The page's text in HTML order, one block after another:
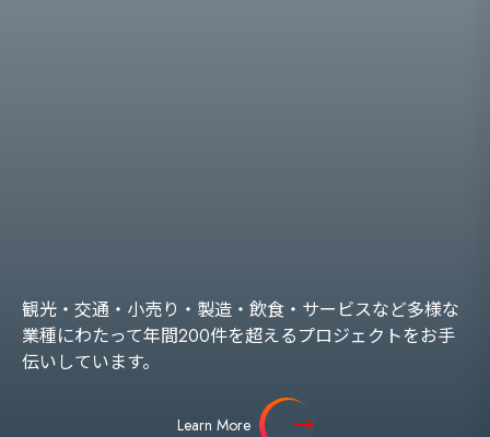
観光・交通・小売り・製造・飲食・サービスなど多様な
業種にわたって年間200件を超えるプロジェクトをお手
伝いしています。
Learn More